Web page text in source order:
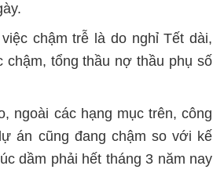
chậm trễ là do nghỉ Tết dài,
chậm, tổng thầu nợ thầu phụ số
ngoài các hạng mục trên, công
án cũng đang chậm so với kế
dầm phải hết tháng 3 năm nay